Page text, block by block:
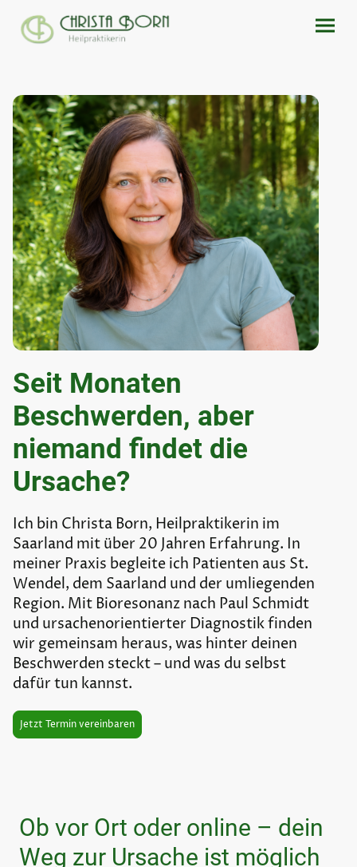
Seit Monaten
Beschwerden, aber
niemand findet die
Ursache?
Ich bin Christa Born, Heilpraktikerin im
Saarland mit über 20 Jahren Erfahrung. In
meiner Praxis begleite ich Patienten aus St.
Wendel, dem Saarland und der umliegenden
Region. Mit Bioresonanz nach Paul Schmidt
und ursachenorientierter Diagnostik finden
wir gemeinsam heraus, was hinter deinen
Beschwerden steckt – und was du selbst
dafür tun kannst.
Jetzt Termin vereinbaren
Ob vor Ort oder online – dein
Weg zur Ursache ist möglich